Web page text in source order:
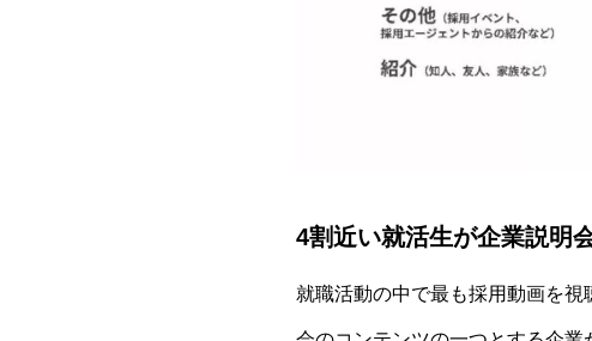
4割近い就活生が企業説明
就職活動の中で最も採用動画を